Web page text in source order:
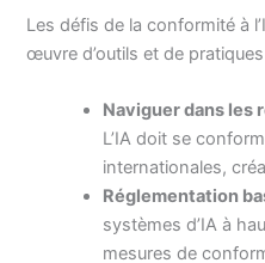
Les défis de la conformité à
œuvre d’outils et de
Naviguer dans les
L’IA doit se
internationales,
Réglementation
systèmes d’IA à
mesures de